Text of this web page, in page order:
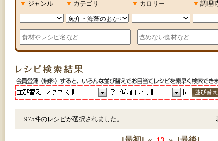
▼ ジャンル ▼ カテゴリ ▼ カロリー ▼ 調理
975件のレシピが選択されました。